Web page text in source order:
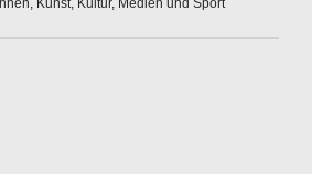
Kunst, Kultur, Medien und Sport